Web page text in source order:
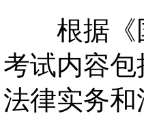
根据《国
考试内容
法律实务和